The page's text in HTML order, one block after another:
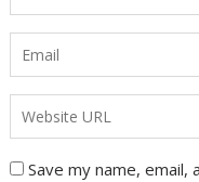
Save my name,